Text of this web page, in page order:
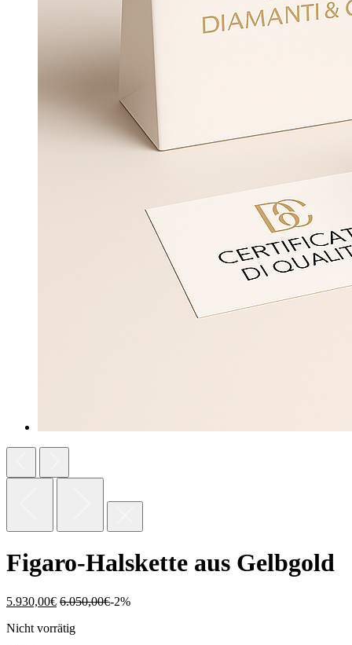
Figaro-Halskette aus Gelbgold
5.930,00€ 6.050,00€-2%
Nicht vorrätig